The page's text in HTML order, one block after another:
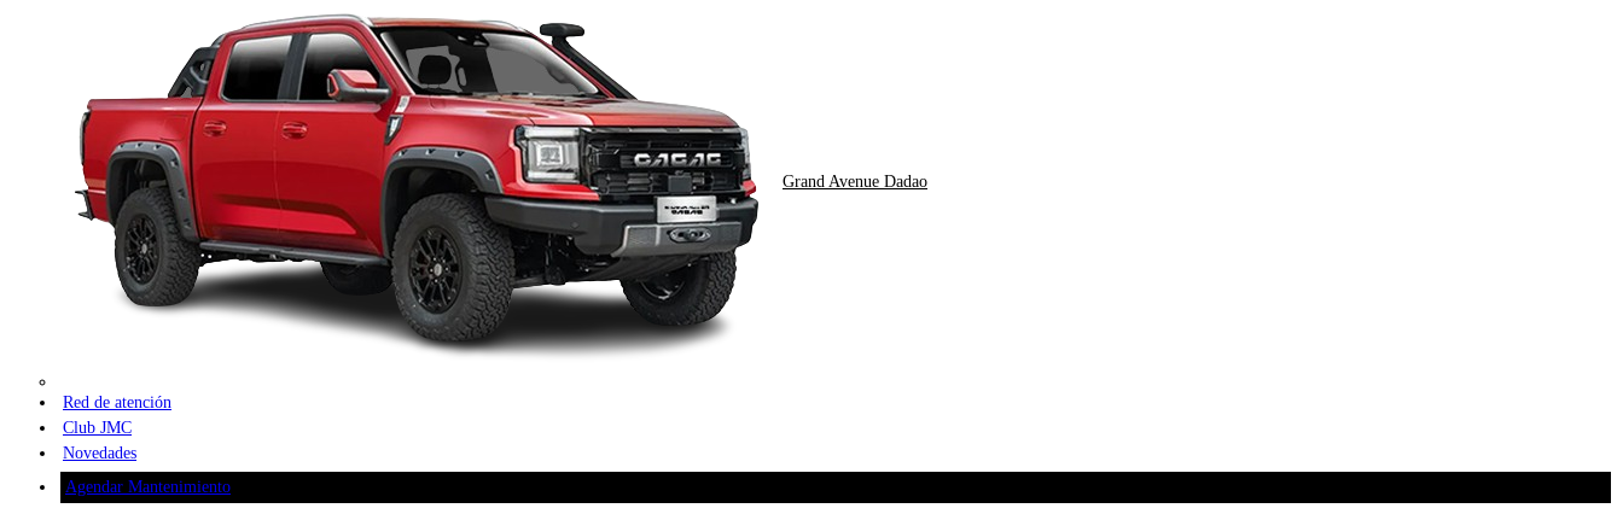
Grand Avenue Dadao
Red de atención
Club JMC
Novedades
Agendar Mantenimiento